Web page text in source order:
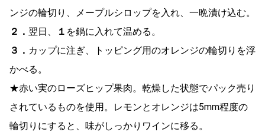
ンジの輪切り、メープルシロップを入れ、一晩漬け込む。
２． 翌日、 １ を鍋に入れて温める。
３． カップに注ぎ、トッピング用のオレンジの輪切りを浮
かべる。
★赤い実のローズヒップ果肉。乾燥した状態でパック売り
されているものを使用。レモンとオレンジは5mm程度の
輪切りにすると、味がしっかりワインに移る。